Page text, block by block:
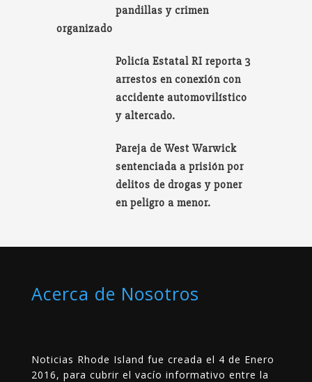
pandillas y crimen
organizado
Policía Estatal RI reporta 3
arrestos en conexión con
accidente automovilístico
y altercado.
Pareja de West Warwick
sentenciada a prisión por
delitos de drogas y poner
en peligro a menor.
Acerca de Nosotros
Noticias Rhode Island fue creada el 4 de Enero
2016, para cubrir el vacío informativo entre la